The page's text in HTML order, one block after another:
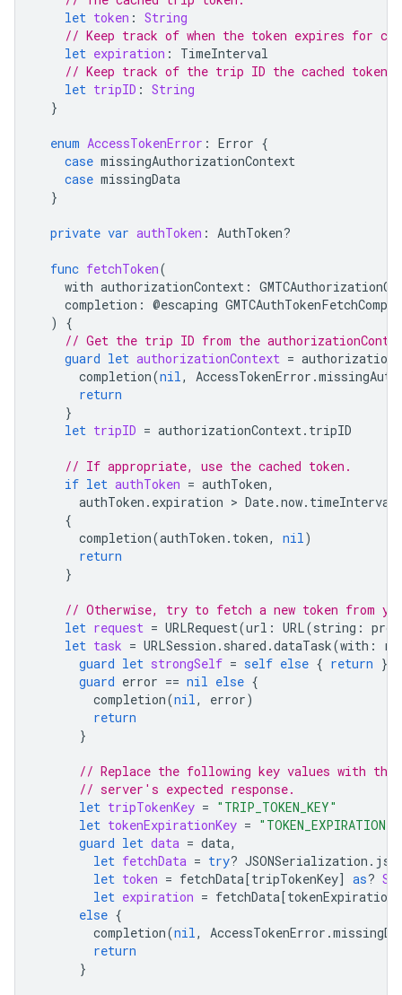
let token : String
// Keep track of when the token expires for
let expiration :
TimeInterval
// Keep track of the trip ID the cached token
let tripID : String
}
enum AccessTokenError : Error {
case missingAuthorizationContext
case missingData
}
private var authToken : AuthToken?
func fetchToken(
with authorizationContext :
completion : @escaping
)
{
// Get the trip ID from the
guard let authorizationContext =
completion(nil, AccessTokenError .
return
}
let tripID = authorizationContext. tripID
// If appropriate, use the cached token.
if let authToken = authToken,
authToken . expiration > Date.now.
{
completion(authToken . token, nil)
return
}
// Otherwise, try to fetch a new token from
let request = URLRequest(url : URL(string :
let task = URLSession . shared .dataTask(with :
guard let strongSelf = self else { return }
guard error == nil else {
completion(nil, error)
return
}
// Replace the following key values with the
// server's expected response.
let tripTokenKey = "TRIP_TOKEN_KEY"
let tokenExpirationKey = "TOKEN_EXPIRATION"
guard let data = data,
let fetchData = try? JSONSerialization .
let token = fetchData[tripTokenKey] as?
let expiration = fetchData[
else {
completion(nil, AccessTokenError .
return
}